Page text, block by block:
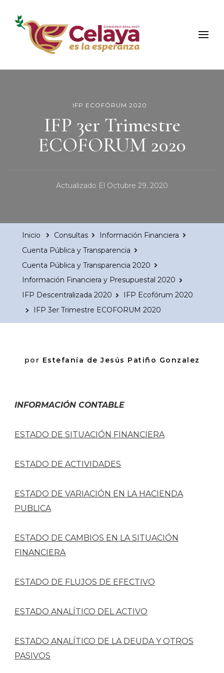
Municipio de Celaya
Portal Oficial del Municipio de Celaya
IFP ECOFÓRUM 2020
IFP 3er Trimestre
ECOFORUM 2020
Actualizado El Octubre 29, 2020
Inicio Consultas
Información Financiera
Cuenta Pública y Transparencia
Cuenta Pública y Transparencia 2020
Información Financiera y Presupuestal 2020
IFP Descentralizada 2020
IFP Ecofórum 2020
IFP 3er Trimestre ECOFORUM 2020
por Estefanía de Jesús Patiño Gonzalez
INFORMACIÓN CONTABLE
ESTADO DE SITUACIÓN FINANCIERA
ESTADO DE ACTIVIDADES
ESTADO DE VARIACIÓN EN LA HACIENDA
PUBLICA
ESTADO DE CAMBIOS EN LA SITUACIÓN
FINANCIERA
ESTADO DE FLUJOS DE EFECTIVO
ESTADO ANALÍTICO DEL ACTIVO
ESTADO ANALÍTICO DE LA DEUDA Y OTROS
PASIVOS